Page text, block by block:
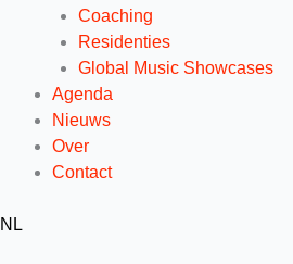
Coaching
Residenties
Global Music Showcases
Agenda
Nieuws
Over
Contact
NL